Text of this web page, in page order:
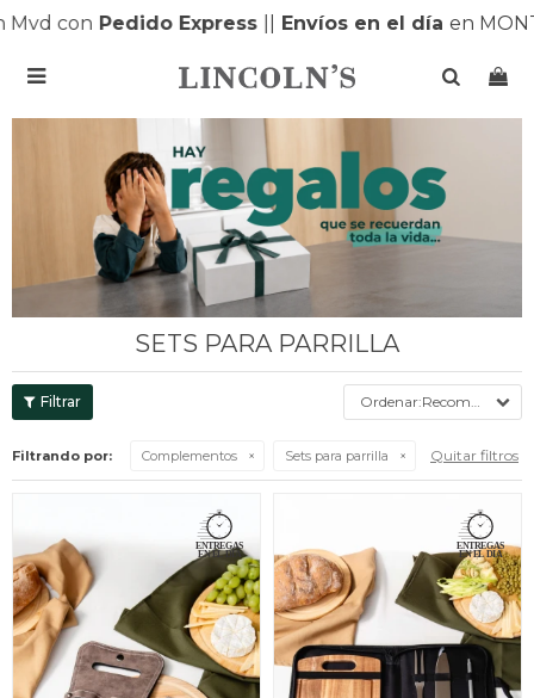
conPedido Express||Envíos en el díaen

SETS PARA PARRILLA
Recomendados
Filtrando por: Complementos Sets para parrilla Quitar filtros